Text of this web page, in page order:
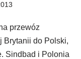
przewóz
Brytanii do Polski,
Sindbad i Polonia